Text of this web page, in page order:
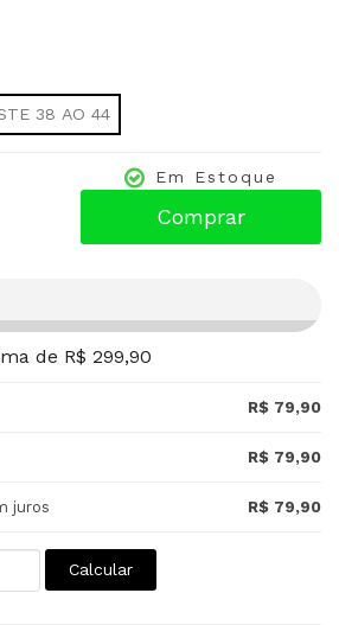
38 AO 44
Em Estoque
Comprar
de R$ 299,90
R$ 79,90
R$ 79,90
juros R$ 79,90
Calcular